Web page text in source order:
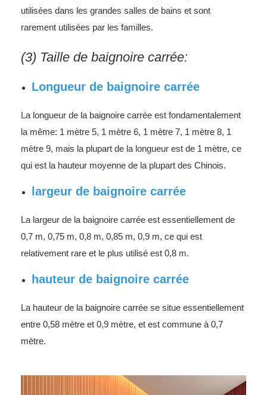
utilisées dans les grandes salles de bains et sont
rarement utilisées par les familles.
(3) Taille de baignoire carrée:
Longueur de baignoire carrée
La longueur de la baignoire carrée est fondamentalement
la même: 1 mètre 5, 1 mètre 6, 1 mètre 7, 1 mètre 8, 1
mètre 9, mais la plupart de la longueur est de 1 mètre, ce
qui est la hauteur moyenne de la plupart des Chinois.
largeur de baignoire carrée
La largeur de la baignoire carrée est essentiellement de
0,7 m, 0,75 m, 0,8 m, 0,85 m, 0,9 m, ce qui est
relativement rare et le plus utilisé est 0,8 m.
hauteur de baignoire carrée
La hauteur de la baignoire carrée se situe essentiellement
entre 0,58 mètre et 0,9 mètre, et est commune à 0,7
mètre.